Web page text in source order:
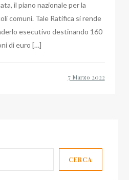
il piano nazionale per la
comuni. Tale Ratifica si rende
esecutivo destinando 160
di euro […]
CERCA